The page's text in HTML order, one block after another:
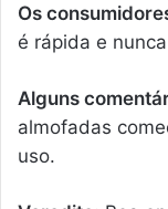
Os
é rápida e
Alguns
almofadas
uso.